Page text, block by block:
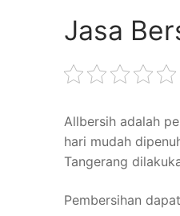
Jasa
Allbersih adalah
hari mudah
Tangerang
Pembersihan